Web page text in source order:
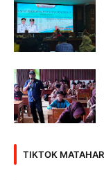
TIKTOK